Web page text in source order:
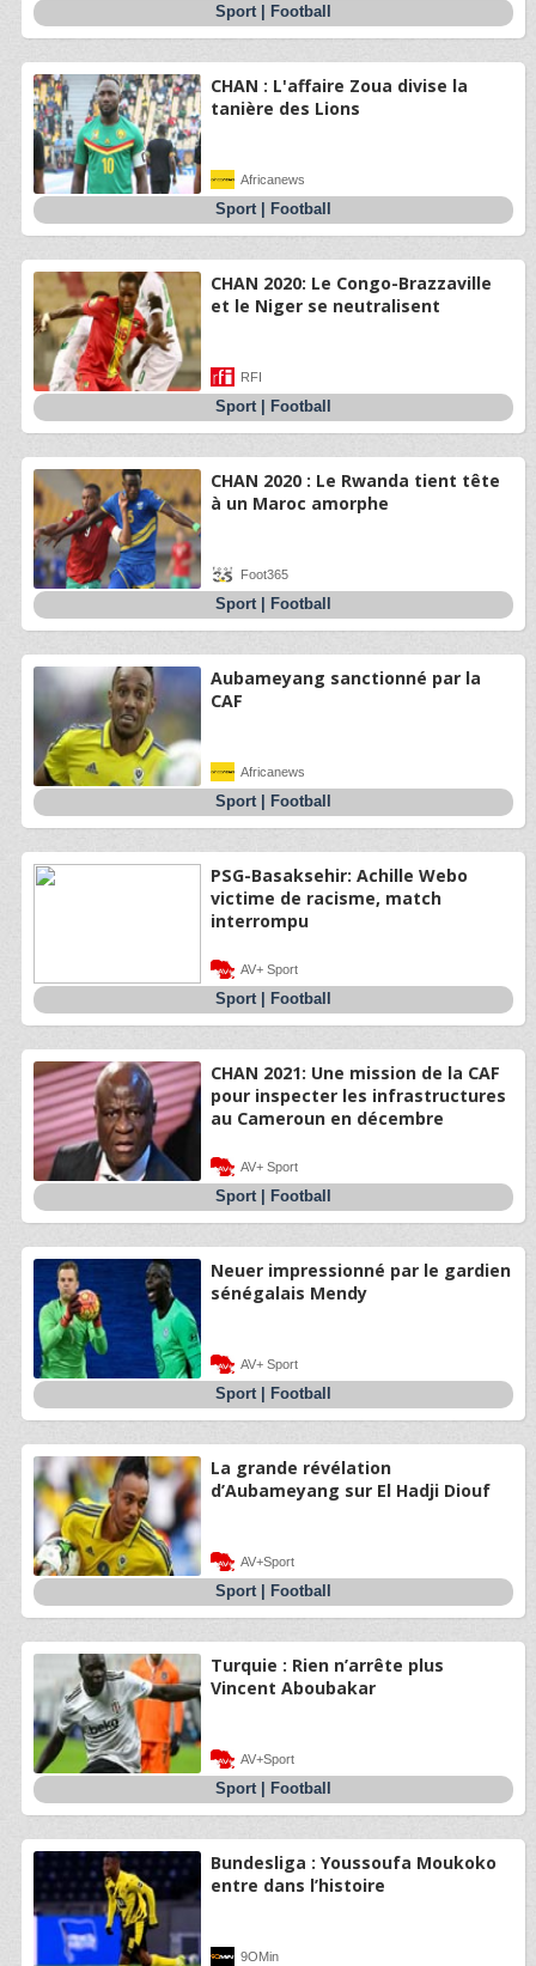
Sport| Football
CHAN : L'affaire Zoua divise la
tanière des Lions
Africanews
Sport| Football
CHAN 2020: Le Congo-Brazzaville
et le Niger se neutralisent
RFI
Sport| Football
CHAN 2020 : Le Rwanda tient tête
à un Maroc amorphe
Foot365
Sport| Football
Aubameyang sanctionné par la
CAF
Africanews
Sport| Football
PSG-Basaksehir: Achille Webo
victime de racisme, match
interrompu
AV+ Sport
Sport| Football
CHAN 2021: Une mission de la CAF
pour inspecter les infrastructures
au Cameroun en décembre
AV+ Sport
Sport| Football
Neuer impressionné par le gardien
sénégalais Mendy
AV+ Sport
Sport| Football
La grande révélation
d’Aubameyang sur El Hadji Diouf
AV+Sport
Sport| Football
Turquie : Rien n’arrête plus
Vincent Aboubakar
AV+Sport
Sport| Football
Bundesliga : Youssoufa Moukoko
entre dans l’histoire
9OMin